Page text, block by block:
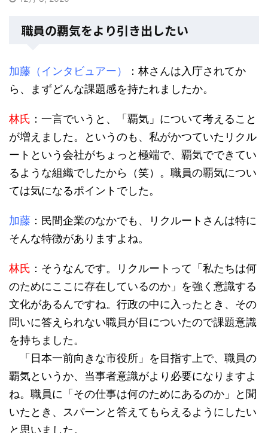
職員の覇気をより引き出したい
加藤（インタビュアー）
：林さんは入庁されてか
ら、まずどんな課題感を持たれましたか。
林氏 ：一言でいうと、「覇気」について考えること
が増えました。というのも、私がかつていたリクル
ートという会社がちょっと極端で、覇気でできてい
るような組織でしたから（笑）。職員の覇気につい
ては気になるポイントでした。
加藤 ：民間企業のなかでも、リクルートさんは特に
そんな特徴がありますよね。
林氏 ：そうなんです。リクルートって「私たちは何
のためにここに存在しているのか」を強く意識する
文化があるんですね。行政の中に入ったとき、その
問いに答えられない職員が目についたので課題意識
を持ちました。
「日本一前向きな市役所」を目指す上で、職員の
覇気というか、当事者意識がより必要になりますよ
ね。職員に「その仕事は何のためにあるのか」と聞
いたとき、スパーンと答えてもらえるようにしたい
と思いました。